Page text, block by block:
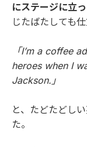
にステージに立
じたばたしても
「I’m a coffee
heroes when I
Jackson.」
と、たどたどし
た。